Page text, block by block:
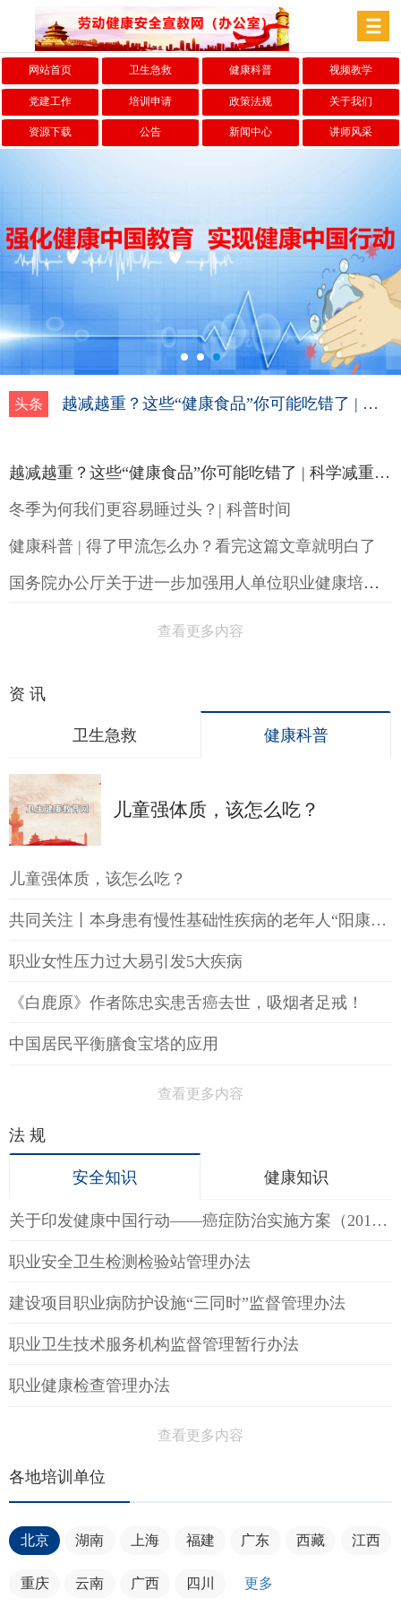
网站首页 卫生急救 健康科普 视频教学
党建工作 培训申请 政策法规 关于我们
资源下载 公告 新闻中心 讲师风采
头条 越减越重？这些“健康食品”你可能吃错了 | 科学减重一起来
越减越重？这些“健康食品”你可能吃错了 | 科学减重一起来
冬季为何我们更容易睡过头？| 科普时间
健康科普 | 得了甲流怎么办？看完这篇文章就明白了
国务院办公厅关于进一步加强用人单位职业健康培训工作的通知
查看更多内容
资 讯
卫生急救 健康科普
儿童强体质，该怎么吃？
儿童强体质，该怎么吃？
共同关注丨本身患有慢性基础性疾病的老年人“阳康”后如何提高免疫力
职业女性压力过大易引发5大疾病
《白鹿原》作者陈忠实患舌癌去世，吸烟者足戒！
中国居民平衡膳食宝塔的应用
查看更多内容
法 规
安全知识 健康知识
关于印发健康中国行动——癌症防治实施方案（2019—2022年）的通知
职业安全卫生检测检验站管理办法
建设项目职业病防护设施“三同时”监督管理办法
职业卫生技术服务机构监督管理暂行办法
职业健康检查管理办法
查看更多内容
各地培训单位
北京 湖南 上海 福建 广东 西藏 江西
重庆 云南 广西 四川 更多